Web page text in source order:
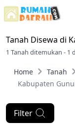
Tanah Disewa di
1 Tanah ditemukan - 1
Home Tanah
Kabupaten
Filter